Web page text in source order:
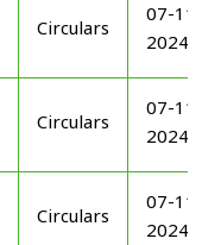
Circulars
07-11-
2024
Circulars
07-11-
2024
Circulars
07-11-
2024